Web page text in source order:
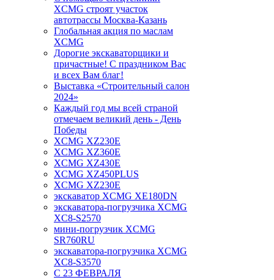
XCMG строят участок
автотрассы Москва-Казань
Глобальная акция по маслам
XCMG
Дорогие экскаваторщики и
причастные! С праздником Вас
и всех Вам благ!
Выставка «Строительный салон
2024»
Каждый год мы всей страной
отмечаем великий день - День
Победы
XCMG XZ230E
XCMG XZ360E
XCMG XZ430E
XCMG XZ450PLUS
XCMG XZ230E
экскаватор XCMG XE180DN
экскаватора-погрузчика XCMG
XC8-S2570
мини-погрузчик XCMG
SR760RU
экскаватора-погрузчика XCMG
XC8-S3570
С 23 ФЕВРАЛЯ